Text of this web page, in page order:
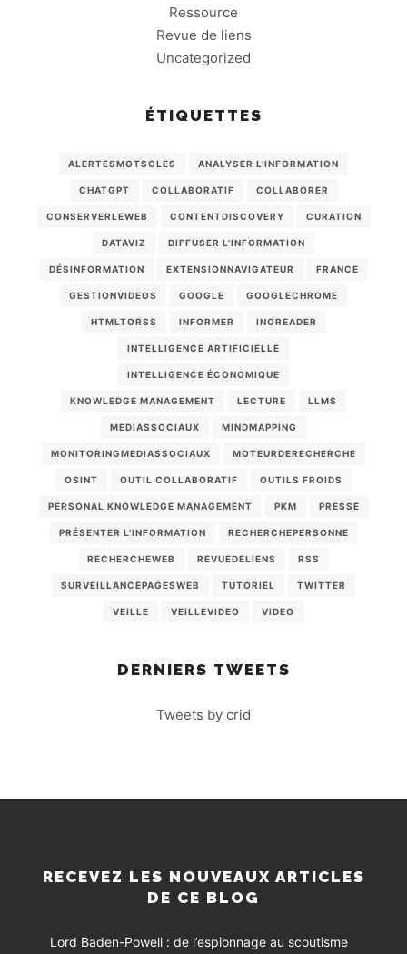
Ressource
Revue de liens
Uncategorized
ÉTIQUETTES
ALERTESMOTSCLES ANALYSER L'INFORMATION
CHATGPT COLLABORATIF COLLABORER
CONSERVERLEWEB CONTENTDISCOVERY CURATION
DATAVIZ DIFFUSER L'INFORMATION
DÉSINFORMATION EXTENSIONNAVIGATEUR FRANCE
GESTIONVIDEOS GOOGLE GOOGLECHROME
HTMLTORSS INFORMER INOREADER
INTELLIGENCE ARTIFICIELLE
INTELLIGENCE ÉCONOMIQUE
KNOWLEDGE MANAGEMENT LECTURE LLMS
MEDIASSOCIAUX MINDMAPPING
MONITORINGMEDIASSOCIAUX MOTEURDERECHERCHE
OSINT OUTIL COLLABORATIF OUTILS FROIDS
PERSONAL KNOWLEDGE MANAGEMENT PKM PRESSE
PRÉSENTER L'INFORMATION RECHERCHEPERSONNE
RECHERCHEWEB REVUEDELIENS RSS
SURVEILLANCEPAGESWEB TUTORIEL TWITTER
VEILLE VEILLEVIDEO VIDEO
DERNIERS TWEETS
Tweets by crid
RECEVEZ LES NOUVEAUX ARTICLES
DE CE BLOG
Lord Baden-Powell : de l’espionnage au scoutisme